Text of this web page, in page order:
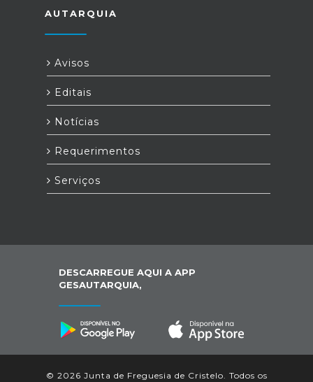
AUTARQUIA
Avisos
Editais
Notícias
Requerimentos
Serviços
DESCARREGUE AQUI A APP
GESAUTARQUIA,
© 2026 Junta de Freguesia de Cristelo. Todos os